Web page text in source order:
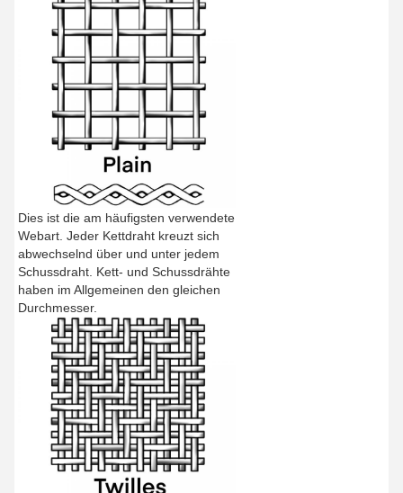
Dies ist die am häufigsten verwendete
Webart. Jeder Kettdraht kreuzt sich
abwechselnd über und unter jedem
Schussdraht. Kett- und Schussdrähte
haben im Allgemeinen den gleichen
Durchmesser.